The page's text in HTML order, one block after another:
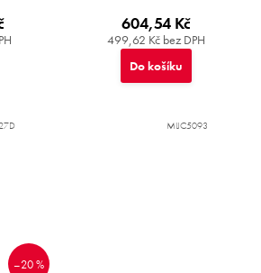
499,62 Kč bez DPH
604,54 Kč
Do košíku
–20 %
MIJC5093